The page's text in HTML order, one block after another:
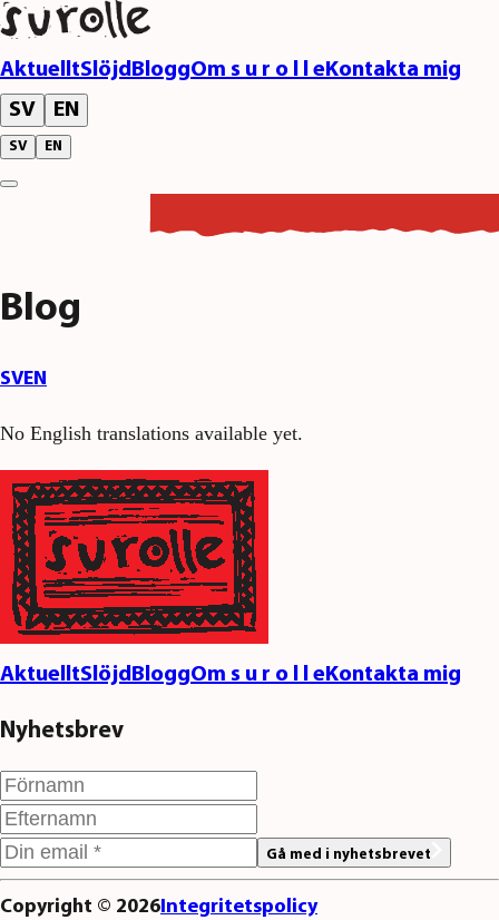
AktuelltSlöjdBloggOm s u r o l l eKontakta mig
SV
EN
SV EN
Blog
SVEN
No English translations available yet.
AktuelltSlöjdBloggOm s u r o l l eKontakta mig
Nyhetsbrev
Gå med i nyhetsbrevet
Copyright © 2026Integritetspolicy